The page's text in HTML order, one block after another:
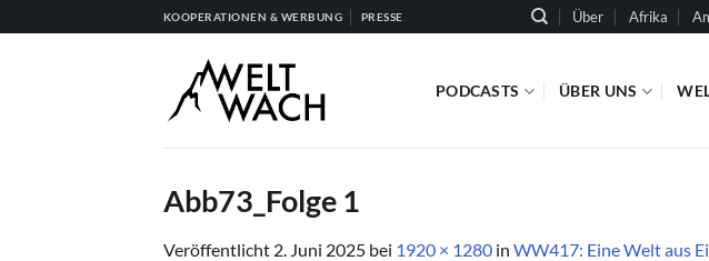
Inhalt
KOOPERATIONEN & WERBUNG PRESSE Über Afrika
PODCASTS ÜBER UNS
Abb73_Folge 1
Veröffentlicht 2. Juni 2025 bei 1920 × 1280 in WW417: Eine Welt aus